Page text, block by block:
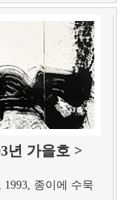
년 가을호 >
종이에 수묵